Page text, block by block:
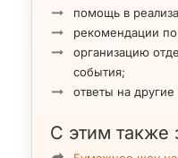
помощь в
рекомендации
организацию
события;
ответы на
С этим также